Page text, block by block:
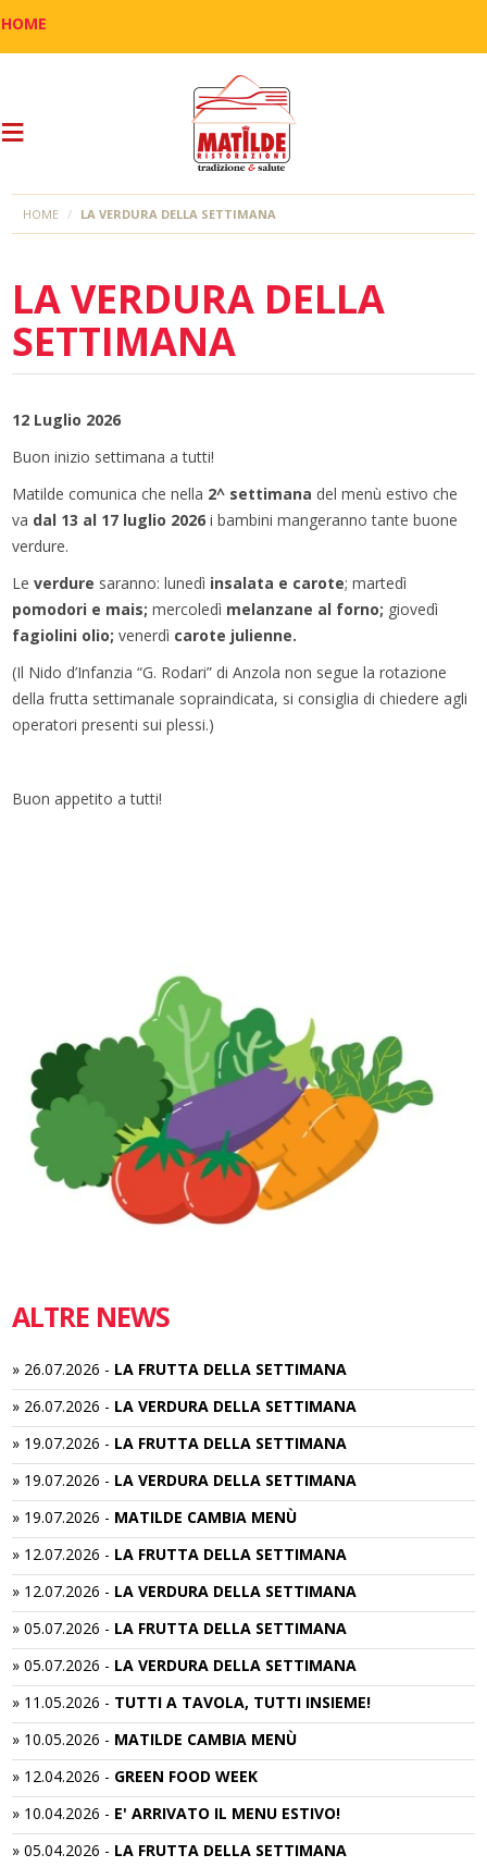
HOME
HOME LA VERDURA DELLA SETTIMANA
LA VERDURA DELLA
SETTIMANA
12 Luglio 2026
Buon inizio settimana a tutti!
Matilde comunica che nella 2^ settimana del menù estivo che
va dal 13 al 17 luglio 2026 i bambini mangeranno tante buone
verdure.
Le verdure saranno: lunedì insalata e carote; martedì
pomodori e mais; mercoledì melanzane al forno; giovedì
fagiolini olio; venerdì carote julienne.
(Il Nido d’Infanzia “G. Rodari” di Anzola non segue la rotazione
della frutta settimanale sopraindicata, si consiglia di chiedere agli
operatori presenti sui plessi.)
Buon appetito a tutti!
ALTRE NEWS
» 26.07.2026 - LA FRUTTA DELLA SETTIMANA
» 26.07.2026 - LA VERDURA DELLA SETTIMANA
» 19.07.2026 - LA FRUTTA DELLA SETTIMANA
» 19.07.2026 - LA VERDURA DELLA SETTIMANA
» 19.07.2026 - MATILDE CAMBIA MENÙ
» 12.07.2026 - LA FRUTTA DELLA SETTIMANA
» 12.07.2026 - LA VERDURA DELLA SETTIMANA
» 05.07.2026 - LA FRUTTA DELLA SETTIMANA
» 05.07.2026 - LA VERDURA DELLA SETTIMANA
» 11.05.2026 - TUTTI A TAVOLA, TUTTI INSIEME!
» 10.05.2026 - MATILDE CAMBIA MENÙ
» 12.04.2026 - GREEN FOOD WEEK
» 10.04.2026 - E' ARRIVATO IL MENU ESTIVO!
» 05.04.2026 - LA FRUTTA DELLA SETTIMANA